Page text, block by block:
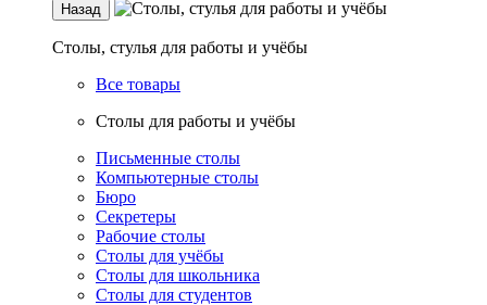
Назад
Столы, стулья для работы и учёбы
Все товары
Столы для работы и учёбы
Письменные столы
Компьютерные столы
Бюро
Секретеры
Рабочие столы
Столы для учёбы
Столы для школьника
Столы для студентов